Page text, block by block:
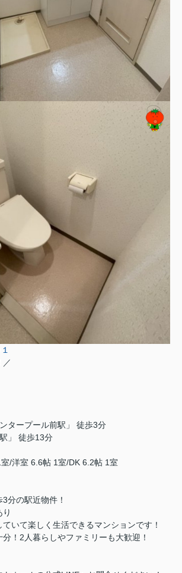
／
タープール前駅」 徒歩3分
」 徒歩13分
/洋室 6.6帖 1室/DK 6.2帖 1室
分の駅近物件！
り
ていて楽しく生活できるマンションです！
分！2人暮らしやファミリーも大歓迎！